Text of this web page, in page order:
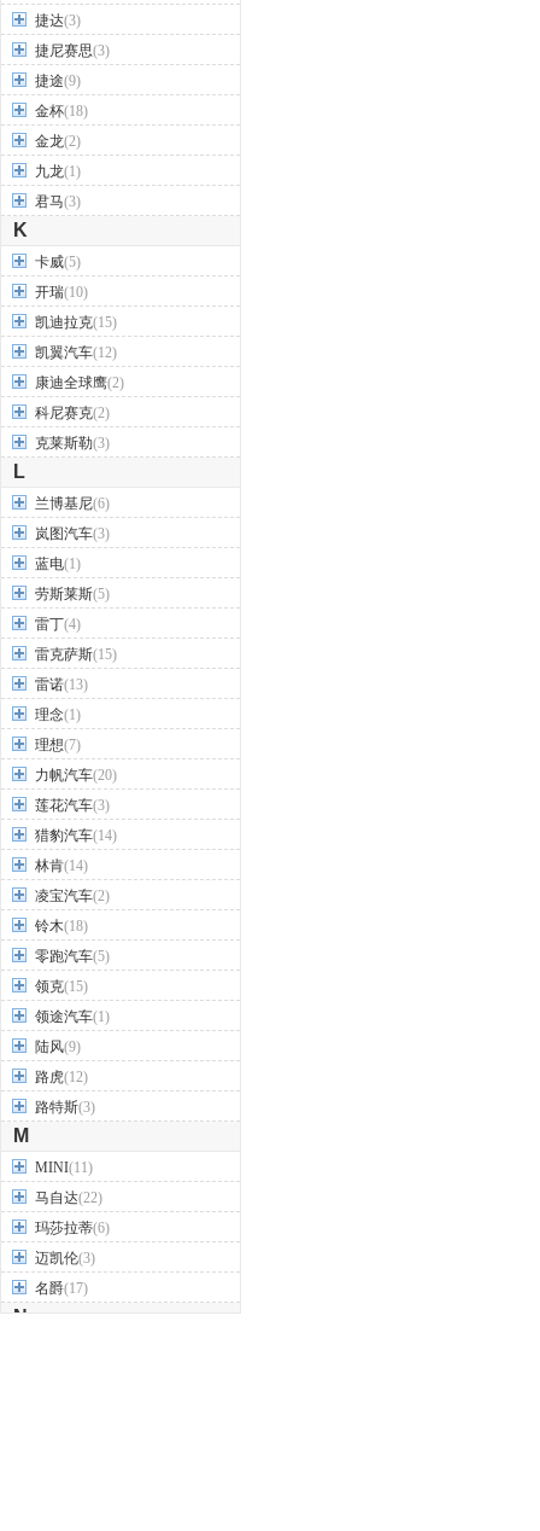
捷达(3)
捷尼赛思(3)
捷途(9)
金杯(18)
金龙(2)
九龙(1)
君马(3)
K
卡威(5)
开瑞(10)
凯迪拉克(15)
凯翼汽车(12)
康迪全球鹰(2)
科尼赛克(2)
克莱斯勒(3)
L
兰博基尼(6)
岚图汽车(3)
蓝电(1)
劳斯莱斯(5)
雷丁(4)
雷克萨斯(15)
雷诺(13)
理念(1)
理想(7)
力帆汽车(20)
莲花汽车(3)
猎豹汽车(14)
林肯(14)
凌宝汽车(2)
铃木(18)
零跑汽车(5)
领克(15)
领途汽车(1)
陆风(9)
路虎(12)
路特斯(3)
M
MINI(11)
马自达(22)
玛莎拉蒂(6)
迈凯伦(3)
名爵(17)
N